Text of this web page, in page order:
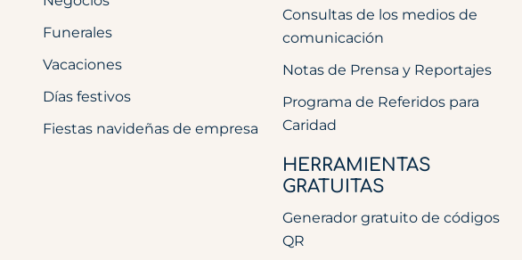
Funerales
Vacaciones
Días festivos
Fiestas navideñas de empresa
Consultas de los medios de
comunicación
Notas de Prensa y Reportajes
Programa de Referidos para
Caridad
HERRAMIENTAS
GRATUITAS
Generador gratuito de códigos
QR